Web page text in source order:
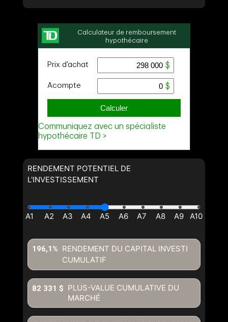
RENDEMENT POTENTIEL DE
L'INVESTISSEMENT
RENDEMENT DU CAPITAL INVESTI
CUMULATIF
196,1%
PLUS-VALUE CUMULATIVE DU
MARCHÉ
82 331 $